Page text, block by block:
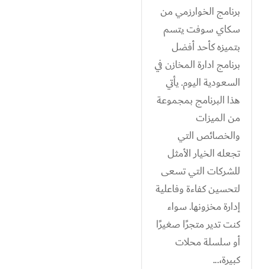
برنامج الخوارزمي من
سكاي سوفت يتسم
بتميزه كأحد أفضل
برنامج ادارة المخازن في
السعودية اليوم. يأتي
هذا البرنامج بمجموعة
من الميزات
والخصائص التي
تجعله الخيار الأمثل
للشركات التي تسعى
لتحسين كفاءة وفاعلية
إدارة مخزونها. سواء
كنت تدير متجرًا صغيرًا
أو سلسلة محلات
كبيرة،...